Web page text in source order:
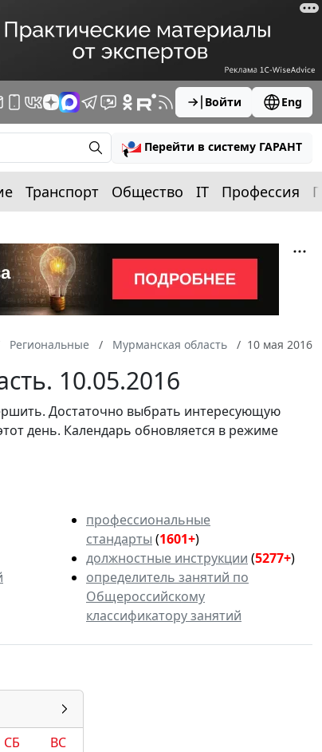
Войти Eng
Перейти в систему ГАРАНТ
Транспорт Общество IT Профессия
Региональные Мурманская область 10 мая 2016
10.05.2016
Достаточно выбрать интересующую
день. Календарь обновляется в режиме
профессиональные
стандарты (1601+)
должностные инструкции (5277+)
определитель занятий по
Общероссийскому
классификатору занятий
СБ
ВС